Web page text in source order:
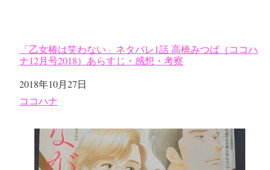
「乙女椿は笑わない」ネタバレ1話 高橋みつば（ココハ
ナ12月号2018）あらすじ・感想・考察
日付
2018年10月27日
関連理由
ココハナ